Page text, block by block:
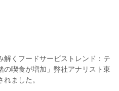
解くフードサービストレンド：テ
の喫食が増加」弊社アナリスト東
ました。